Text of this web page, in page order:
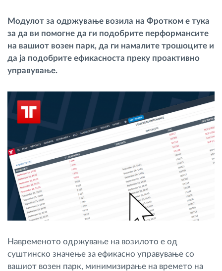
Планирање и следење на рутите
Автоматска идентификација на возачите
Откријте ги сите можности
Како ја решаваме
Калкулатор за заштеди
Модулот за одржување возила на Фротком е тука
за да ви помогне да ги подобрите перформансите
на вашиот возен парк, да ги намалите трошоците и
да ја подобрите ефикасноста преку проактивно
управување.
Навременото одржување на возилото е од
суштинско значење за ефикасно управување со
вашиот возен парк, минимизирање на времето на